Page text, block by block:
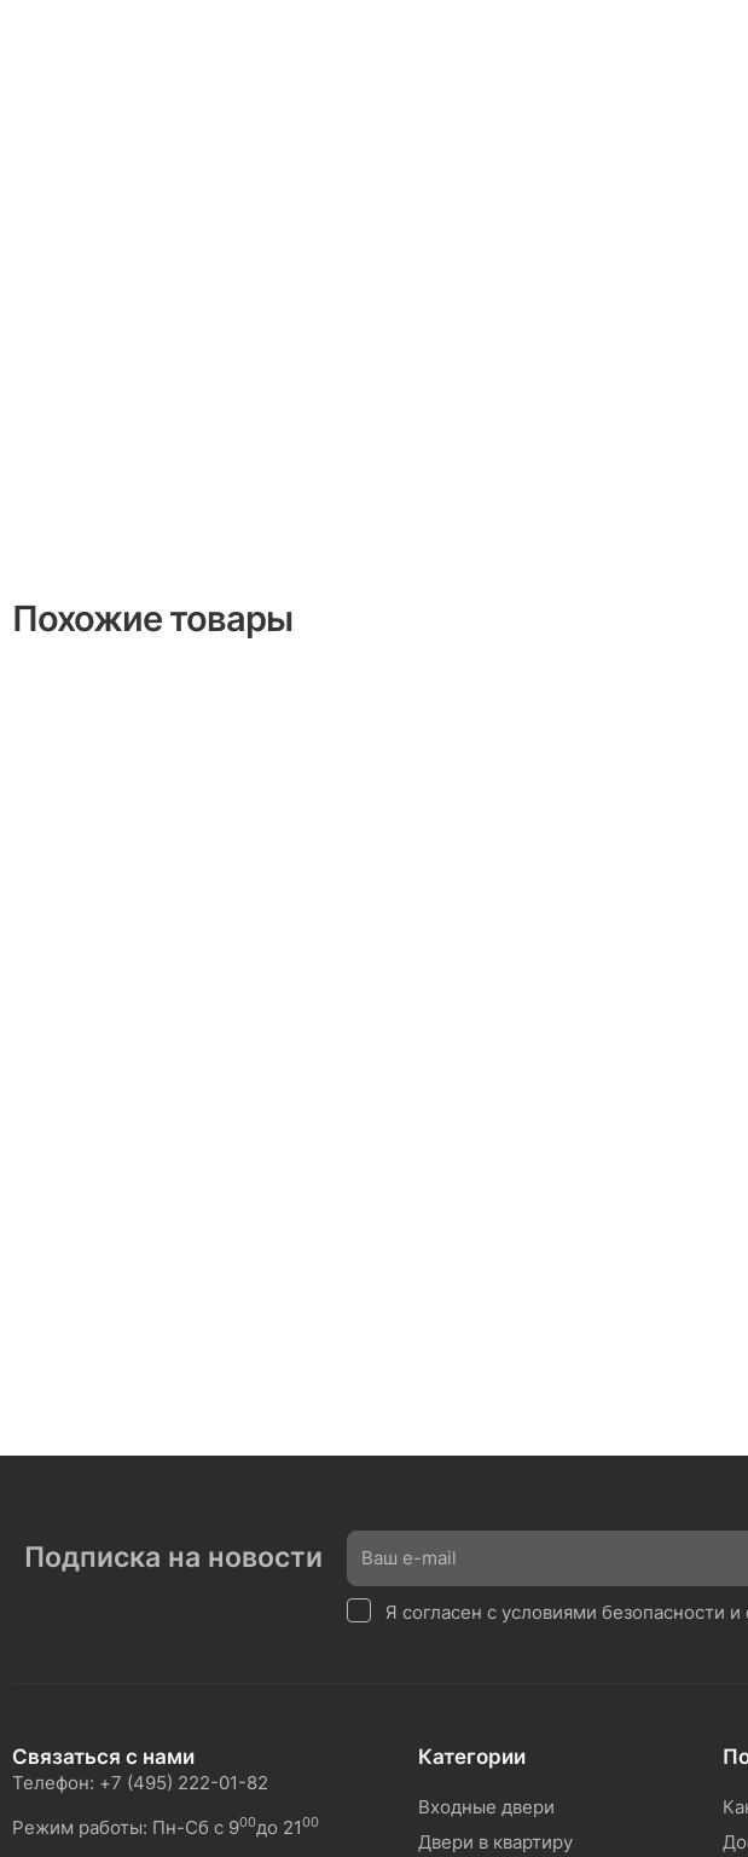
Похожие товары
Подписка на новости
Я согласен с условиями безопасности
Связаться с нами
Телефон: +7 (495) 222-01-82
Режим работы: Пн-Сб с 900до 2100
Категории
Входные двери
Двери в квартиру